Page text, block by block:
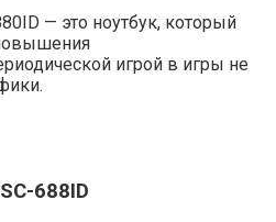
— это ноутбук, который
игрой в игры не
688ID